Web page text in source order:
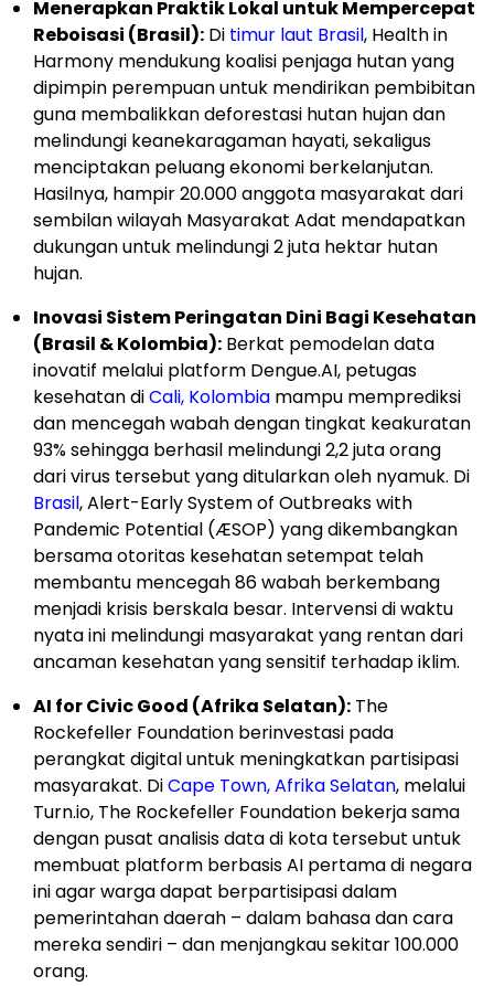
Menerapkan Praktik Lokal untuk Mempercepat
Reboisasi (Brasil): Di timur laut Brasil, Health in
Harmony mendukung koalisi penjaga hutan yang
dipimpin perempuan untuk mendirikan pembibitan
guna membalikkan deforestasi hutan hujan dan
melindungi keanekaragaman hayati, sekaligus
menciptakan peluang ekonomi berkelanjutan.
Hasilnya, hampir 20.000 anggota masyarakat dari
sembilan wilayah Masyarakat Adat mendapatkan
dukungan untuk melindungi 2 juta hektar hutan
hujan.
Inovasi Sistem Peringatan Dini Bagi Kesehatan
(Brasil & Kolombia): Berkat pemodelan data
inovatif melalui platform Dengue.AI, petugas
kesehatan diCali, Kolombia mampu memprediksi
dan mencegah wabah dengan tingkat keakuratan
93% sehingga berhasil melindungi 2,2 juta orang
dari virus tersebut yang ditularkan oleh nyamuk. Di
Brasil, Alert-Early System of Outbreaks with
Pandemic Potential (ÆSOP) yang dikembangkan
bersama otoritas kesehatan setempat telah
membantu mencegah 86 wabah berkembang
menjadi krisis berskala besar. Intervensi di waktu
nyata ini melindungi masyarakat yang rentan dari
ancaman kesehatan yang sensitif terhadap iklim.
AI for Civic Good (Afrika Selatan): The
Rockefeller Foundation berinvestasi pada
perangkat digital untuk meningkatkan partisipasi
masyarakat. DiCape Town, Afrika Selatan, melalui
Turn.io, The Rockefeller Foundation bekerja sama
dengan pusat analisis data di kota tersebut untuk
membuat platform berbasis AI pertama di negara
ini agar warga dapat berpartisipasi dalam
pemerintahan daerah – dalam bahasa dan cara
mereka sendiri – dan menjangkau sekitar 100.000
orang.